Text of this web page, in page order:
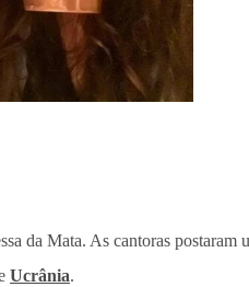
da Mata. As cantoras
Ucrânia.